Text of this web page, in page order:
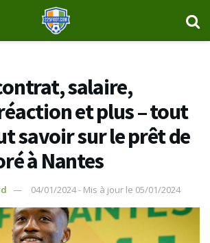
salaire,
et plus – tout
savoir sur le prêt de
à Nantes
04/01/2024 - Mis à jour le 05/01/2024